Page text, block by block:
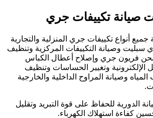
صيانة تكييفات جري
أنواع تكييفات جري المنزلية والتجارية
سبليت وصيانة التكييفات المركزية وتنظيف
فريون جري وإصلاح أعطال الكباس
الإلكترونية وتغيير الحساسات وتنظيف
وصيانة المراوح الداخلية والخارجية
الدورية للحفاظ على قوة التبريد وتقليل
كفاءة استهلاك الكهرباء.